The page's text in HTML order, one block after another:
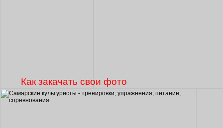
Как закачать свои фото